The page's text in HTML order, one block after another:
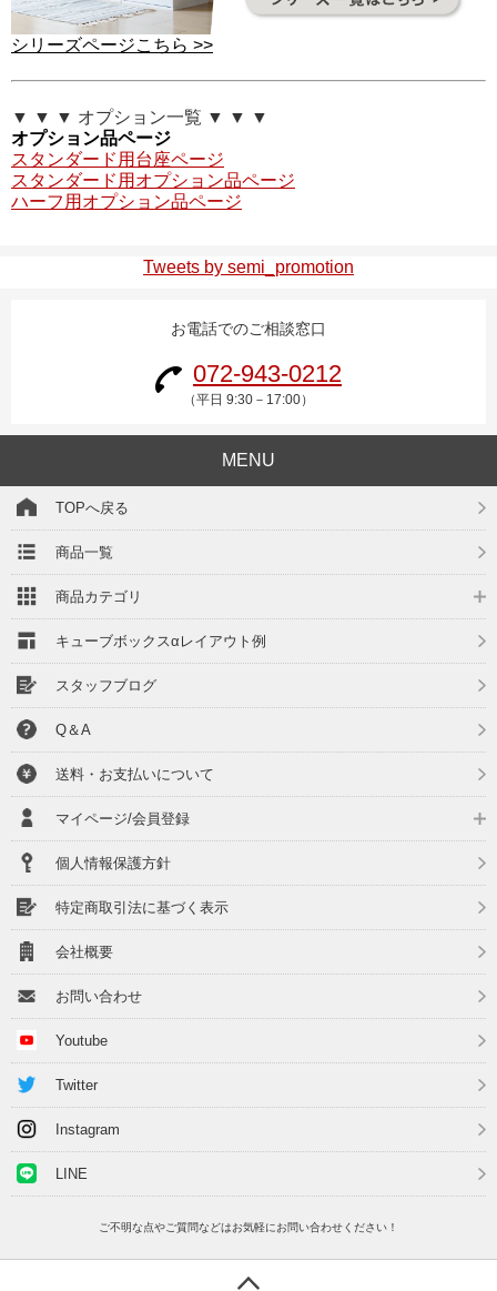
シリーズページこちら >>
▼ ▼ ▼ オプション一覧 ▼ ▼ ▼
オプション品ページ
スタンダード用台座ページ
スタンダード用オプション品ページ
ハーフ用オプション品ページ
Tweets by semi_promotion
お電話でのご相談窓口
072-943-0212
（平日 9:30－17:00）
MENU
TOPへ戻る
商品一覧
商品カテゴリ
キューブボックスαレイアウト例
スタッフブログ
Q＆A
送料・お支払いについて
マイページ/会員登録
個人情報保護方針
特定商取引法に基づく表示
会社概要
お問い合わせ
Youtube
Twitter
Instagram
LINE
ご不明な点やご質問などはお気軽にお問い合わせください！